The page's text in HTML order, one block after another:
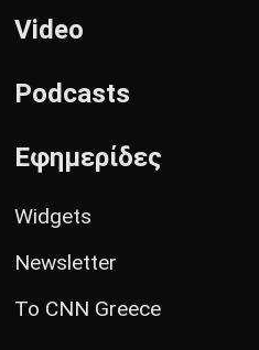
Video
Podcasts
Εφημερίδες
Widgets
Newsletter
Το CNN Greece